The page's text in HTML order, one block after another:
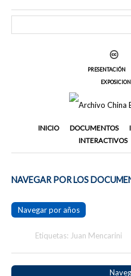
PRESENTACIÓN
INICIO DOCUMENTOS
INTERACTIVOS
NAVEGAR POR LOS
Navegar por años
Etiquetas: Juan Mencarini